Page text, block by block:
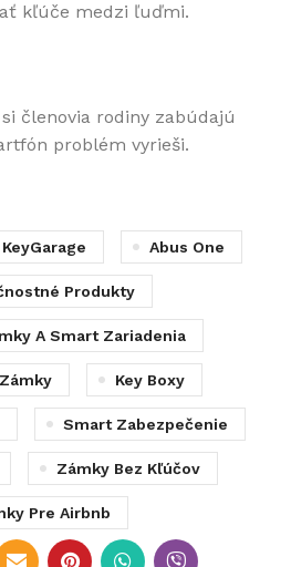
kľúče medzi ľuďmi.
členovia rodiny zabúdajú
problém vyrieši.
Abus One
Produkty
A Smart Zariadenia
Key Boxy
Smart Zabezpečenie
Zámky Bez Kľúčov
Pre Airbnb